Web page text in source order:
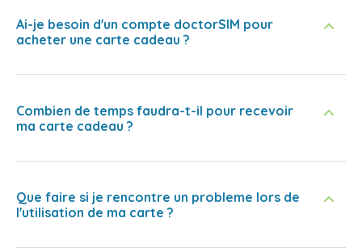
Ai-je besoin d'un compte doctorSIM pour
acheter une carte cadeau ?
Combien de temps faudra-t-il pour recevoir
ma carte cadeau ?
Que faire si je rencontre un probleme lors de
l'utilisation de ma carte ?